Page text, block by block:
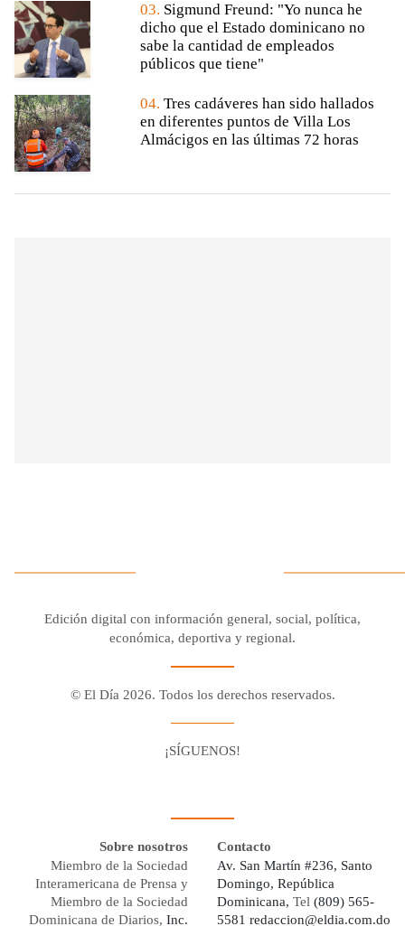
03. Sigmund Freund: "Yo nunca he
dicho que el Estado dominicano no
sabe la cantidad de empleados
públicos que tiene"
04. Tres cadáveres han sido hallados
en diferentes puntos de Villa Los
Almácigos en las últimas 72 horas
Edición digital con información general, social, política,
económica, deportiva y regional.
© El Día 2026. Todos los derechos reservados.
¡SÍGUENOS!
Sobre nosotros
Miembro de la Sociedad
Interamericana de Prensa y
Miembro de la Sociedad
Dominicana de Diarios, Inc.
Contacto
Av. San Martín #236, Santo
Domingo, República
Dominicana, Tel (809) 565-
5581 redaccion@eldia.com.do